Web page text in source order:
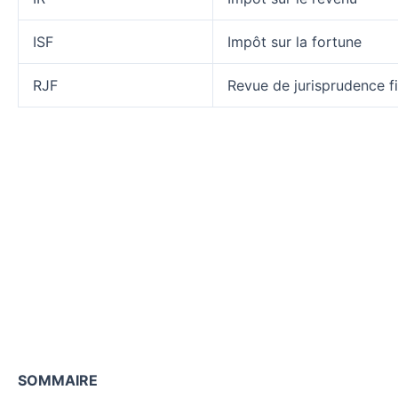
ISF Impôt sur la fortune
RJF Revue de jurisprudence
SOMMAIRE